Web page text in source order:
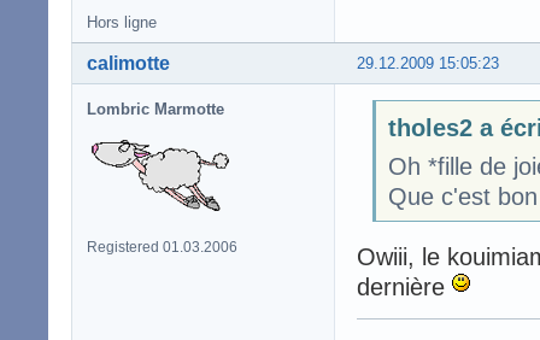
Hors ligne
29.12.2009 15:05:23
calimotte
Lombric Marmotte
Registered 01.03.2006
tholes2 a
Oh *fille de
Que c'est
Owiii, le
dernière